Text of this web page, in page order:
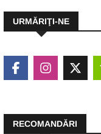
URMĂRIŢI-NE
RECOMANDĂRI